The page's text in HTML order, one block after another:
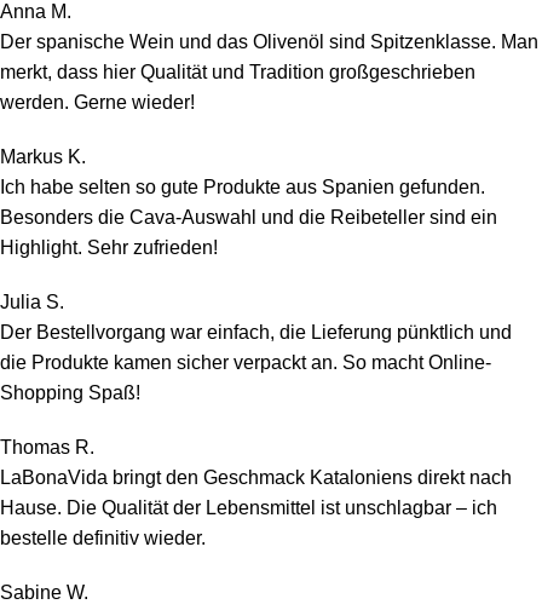
Anna M.
Der spanische Wein und das Olivenöl sind Spitzenklasse. Man
merkt, dass hier Qualität und Tradition großgeschrieben
werden. Gerne wieder!
Markus K.
Ich habe selten so gute Produkte aus Spanien gefunden.
Besonders die Cava-Auswahl und die Reibeteller sind ein
Highlight. Sehr zufrieden!
Julia S.
Der Bestellvorgang war einfach, die Lieferung pünktlich und
die Produkte kamen sicher verpackt an. So macht Online-
Shopping Spaß!
Thomas R.
LaBonaVida bringt den Geschmack Kataloniens direkt nach
Hause. Die Qualität der Lebensmittel ist unschlagbar – ich
bestelle definitiv wieder.
Sabine W.